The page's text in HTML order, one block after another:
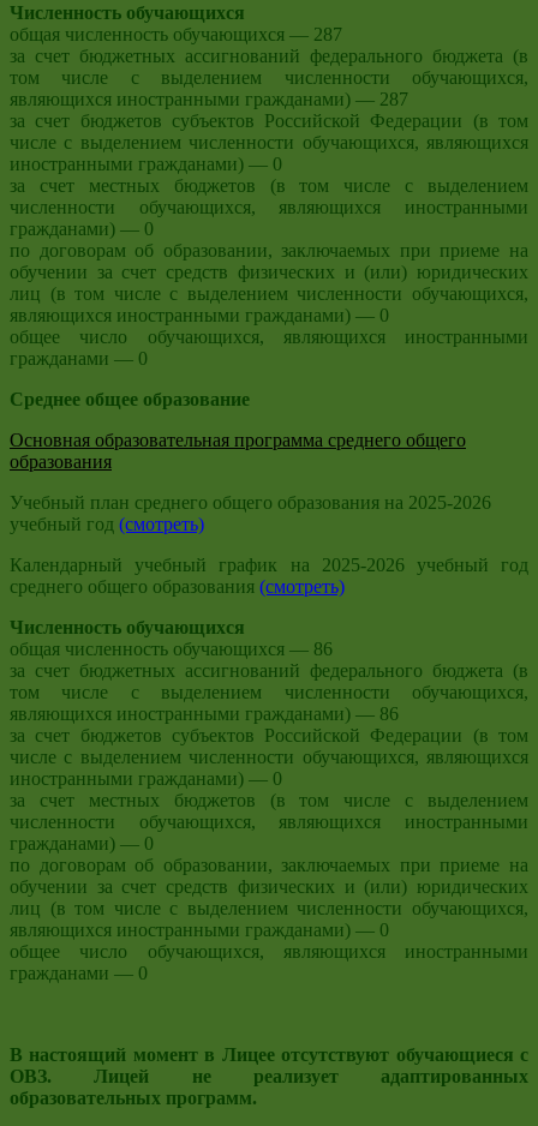
Численность обучающихся
общая численность обучающихся — 287
за счет бюджетных ассигнований федерального бюджета (в
том числе с выделением численности обучающихся,
являющихся иностранными гражданами) — 287
за счет бюджетов субъектов Российской Федерации (в том
числе с выделением численности обучающихся, являющихся
иностранными гражданами) — 0
за счет местных бюджетов (в том числе с выделением
численности обучающихся, являющихся иностранными
гражданами) — 0
по договорам об образовании, заключаемых при приеме на
обучении за счет средств физических и (или) юридических
лиц (в том числе с выделением численности обучающихся,
являющихся иностранными гражданами) — 0
общее число обучающихся, являющихся иностранными
гражданами — 0
Среднее общее образование
Основная образовательная программа среднего общего
образования
Учебный план среднего общего образования на 2025-2026
учебный год (смотреть)
Календарный учебный график на 2025-2026 учебный год
среднего общего образования (смотреть)
Численность обучающихся
общая численность обучающихся — 86
за счет бюджетных ассигнований федерального бюджета (в
том числе с выделением численности обучающихся,
являющихся иностранными гражданами) — 86
за счет бюджетов субъектов Российской Федерации (в том
числе с выделением численности обучающихся, являющихся
иностранными гражданами) — 0
за счет местных бюджетов (в том числе с выделением
численности обучающихся, являющихся иностранными
гражданами) — 0
по договорам об образовании, заключаемых при приеме на
обучении за счет средств физических и (или) юридических
лиц (в том числе с выделением численности обучающихся,
являющихся иностранными гражданами) — 0
общее число обучающихся, являющихся иностранными
гражданами — 0
В настоящий момент в Лицее отсутствуют обучающиеся с
ОВЗ. Лицей не реализует адаптированных
образовательных программ.